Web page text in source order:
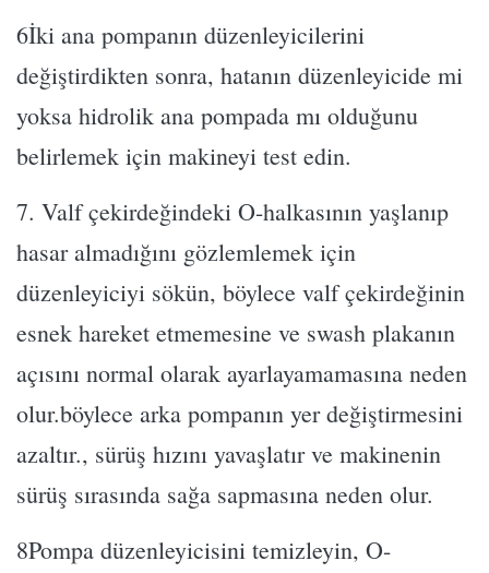
6İki ana pompanın düzenleyicilerini
değiştirdikten sonra, hatanın düzenleyicide mi
yoksa hidrolik ana pompada mı olduğunu
belirlemek için makineyi test edin.
7. Valf çekirdeğindeki O-halkasının yaşlanıp
hasar almadığını gözlemlemek için
düzenleyiciyi sökün, böylece valf çekirdeğinin
esnek hareket etmemesine ve swash plakanın
açısını normal olarak ayarlayamamasına neden
olur.böylece arka pompanın yer değiştirmesini
azaltır., sürüş hızını yavaşlatır ve makinenin
sürüş sırasında sağa sapmasına neden olur.
8Pompa düzenleyicisini temizleyin, O-